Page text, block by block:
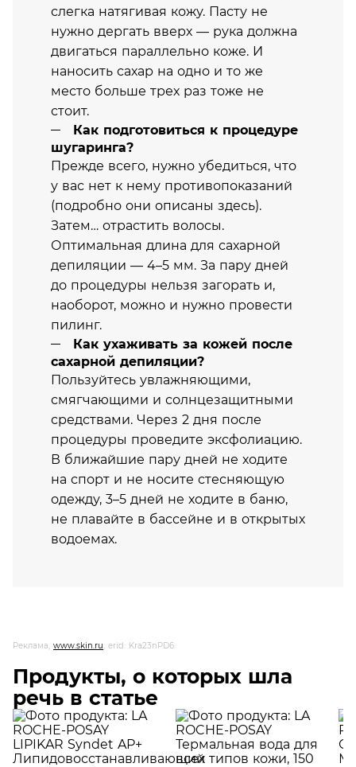
слегка натягивая кожу. Пасту не
нужно дергать вверх — рука должна
двигаться параллельно коже. И
наносить сахар на одно и то же
место больше трех раз тоже не
стоит.
Как подготовиться к процедуре
шугаринга?
Прежде всего, нужно убедиться, что
у вас нет к нему противопоказаний
(подробно они описаны здесь).
Затем… отрастить волосы.
Оптимальная длина для сахарной
депиляции — 4–5 мм. За пару дней
до процедуры нельзя загорать и,
наоборот, можно и нужно провести
пилинг.
Как ухаживать за кожей после
сахарной депиляции?
Пользуйтесь увлажняющими,
смягчающими и солнцезащитными
средствами. Через 2 дня после
процедуры проведите эксфолиацию.
В ближайшие пару дней не ходите
на спорт и не носите стесняющую
одежду, 3–5 дней не ходите в баню,
не плавайте в бассейне и в открытых
водоемах.
Реклама, www.skin.ru, erid: Kra23nPD6
Продукты, о которых шла
речь в статье